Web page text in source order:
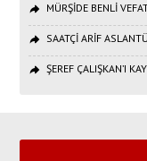
MÜRŞİDE BENLİ
SAATÇİ ARİF
ŞEREF ÇALIŞKAN’I